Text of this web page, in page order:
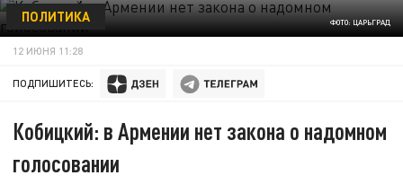
ФОТО: ЦАРЬГРАД
ПОЛИТИКА
12 ИЮНЯ 11:28
ПОДПИШИТЕСЬ:
Кобицкий: в Армении нет закона о надомном
голосовании